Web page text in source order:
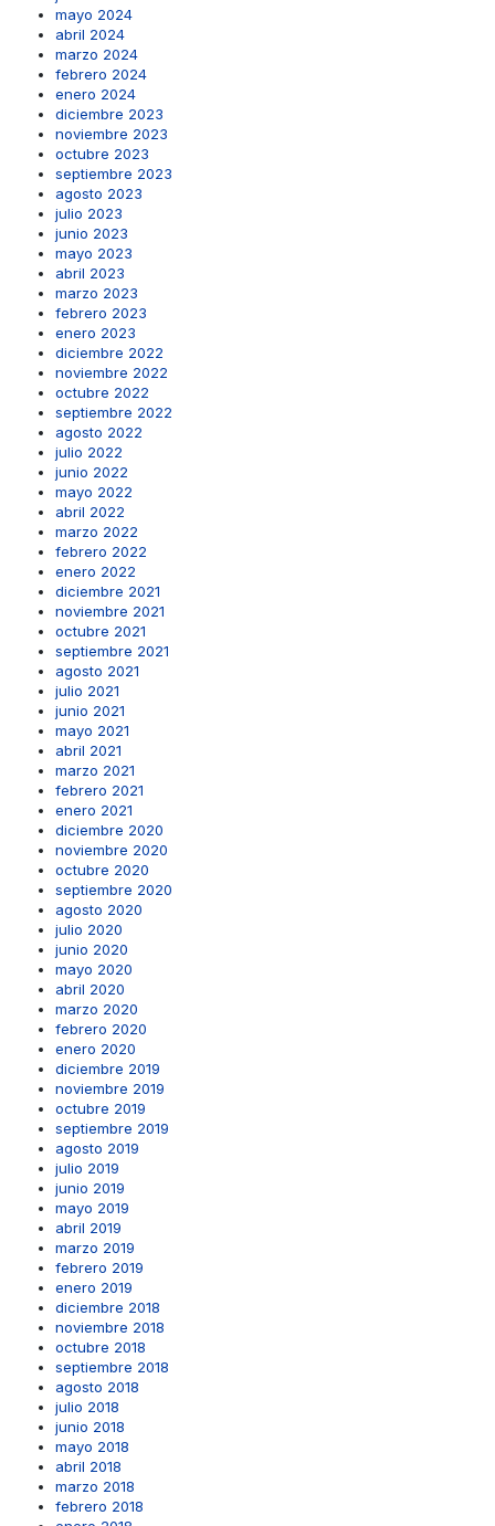
mayo 2024
abril 2024
marzo 2024
febrero 2024
enero 2024
diciembre 2023
noviembre 2023
octubre 2023
septiembre 2023
agosto 2023
julio 2023
junio 2023
mayo 2023
abril 2023
marzo 2023
febrero 2023
enero 2023
diciembre 2022
noviembre 2022
octubre 2022
septiembre 2022
agosto 2022
julio 2022
junio 2022
mayo 2022
abril 2022
marzo 2022
febrero 2022
enero 2022
diciembre 2021
noviembre 2021
octubre 2021
septiembre 2021
agosto 2021
julio 2021
junio 2021
mayo 2021
abril 2021
marzo 2021
febrero 2021
enero 2021
diciembre 2020
noviembre 2020
octubre 2020
septiembre 2020
agosto 2020
julio 2020
junio 2020
mayo 2020
abril 2020
marzo 2020
febrero 2020
enero 2020
diciembre 2019
noviembre 2019
octubre 2019
septiembre 2019
agosto 2019
julio 2019
junio 2019
mayo 2019
abril 2019
marzo 2019
febrero 2019
enero 2019
diciembre 2018
noviembre 2018
octubre 2018
septiembre 2018
agosto 2018
julio 2018
junio 2018
mayo 2018
abril 2018
marzo 2018
febrero 2018